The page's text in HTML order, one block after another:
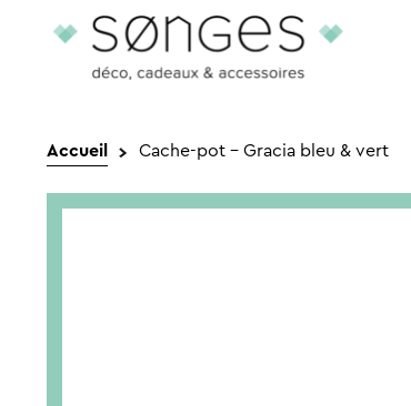
Aller
Aller
contenu
Accueil Cache-pot – Gracia bleu & vert